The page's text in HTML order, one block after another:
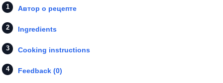
Автор о рецепте
Ingredients
Cooking instructions
Feedback (0)